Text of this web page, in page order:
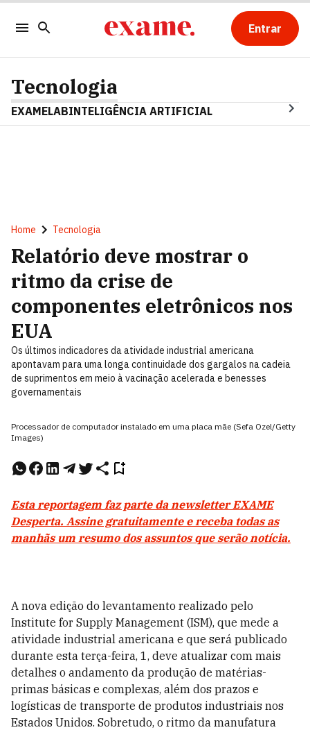
Entrar
Tecnologia
EXAMELABINTELIGÊNCIA ARTIFICIAL
Home Tecnologia
Relatório deve mostrar o
ritmo da crise de
componentes eletrônicos nos
EUA
Os últimos indicadores da atividade industrial americana
apontavam para uma longa continuidade dos gargalos na cadeia
de suprimentos em meio à vacinação acelerada e benesses
governamentais
Processador de computador instalado em uma placa mãe (Sefa Ozel/Getty
Images)
Esta reportagem faz parte da newsletter EXAME
Desperta. Assine gratuitamente e receba todas as
manhãs um resumo dos assuntos que serão notícia.
A nova edição do levantamento realizado pelo
Institute for Supply Management (ISM), que mede a
atividade industrial americana e que será publicado
durante esta terça-feira, 1, deve atualizar com mais
detalhes o andamento da produção de matérias-
primas básicas e complexas, além dos prazos e
logísticas de transporte de produtos industriais nos
Estados Unidos. Sobretudo, o ritmo da manufatura